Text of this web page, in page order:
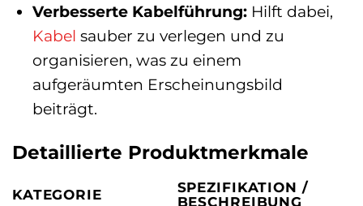
Verbesserte Kabelführung:Hilft dabei,
Kabel sauber zu verlegen und zu
organisieren, was zu einem
aufgeräumten Erscheinungsbild
beiträgt.
Detaillierte Produktmerkmale
KATEGORIE
SPEZIFIKATION /
BESCHREIBUNG